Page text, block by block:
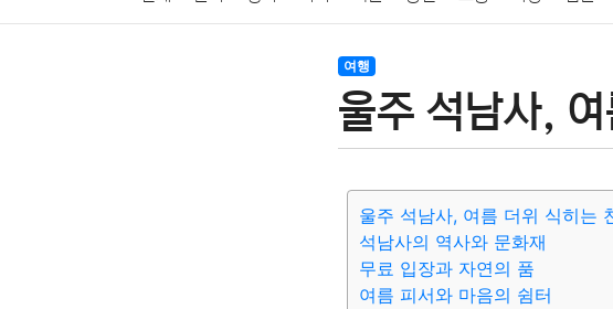
결혼 육아
기술 종교 사회 정치 건강
여행
울주 석남사,
울주 석남사, 여름 더위 식히는
석남사의 역사와 문화재
무료 입장과 자연의 품
여름 피서와 마음의 쉼터